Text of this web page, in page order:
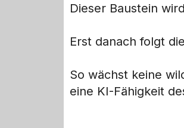
Dieser Baustein
Erst danach folgt
So wächst keine
eine KI-Fähigkeit